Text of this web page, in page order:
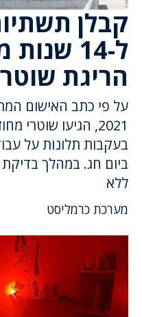
קבלן
ל-14
הריגת
2021, הגיעו שוטרי
בעקבות תלונות על
ביום חג. במהלך
ללא
מערכת כרמליסט